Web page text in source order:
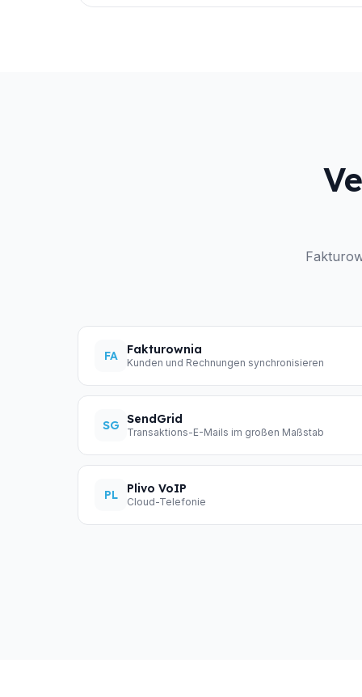
FA Fakturownia
Kunden und Rechnungen synchronisieren
SG SendGrid
Transaktions-E-Mails im großen Maßstab
PL Plivo VoIP
Cloud-Telefonie